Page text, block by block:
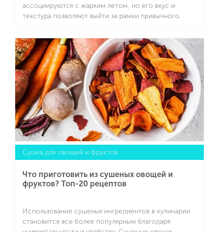
ассоциируются с жарким летом, но его вкус и
текстура позволяют выйти за рамки привычного
с сырами, зеленью, специями и даже с мясом,
превращаясь в основу необычных салатов, закусок,
напитков и десертов. Несколько простых
комбинаций помогут открыть арбуз с неожиданной
стороны и разнообразить меню в любой сезон.
Расскажем про самые популярные арбузные
рецепты.
Подробнее
Сушка для овощей и фруктов
Что приготовить из сушеных овощей и
фруктов? Топ-20 рецептов
Использование сушеных ингредиентов в кулинарии
становится все более популярным благодаря